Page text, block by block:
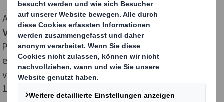
Angesichts ihrervielfältigen
Verwendungsmöglichkeitenist die Meeresalge in der
Produktion einwachsender Markt. Allein für die
europäische Seegrasindustrie wird bis 2030 ein Wert
von fast 8 Milliarden Pfund prognostiziert, der etwa
115.000 Arbeitsplätze
1